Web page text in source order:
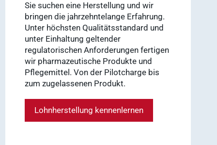
Sie suchen eine Herstellung und wir
bringen die jahrzehntelange Erfahrung.
Unter höchsten Qualitätsstandard und
unter Einhaltung geltender
regulatorischen Anforderungen fertigen
wir pharmazeutische Produkte und
Pflegemittel. Von der Pilotcharge bis
zum zugelassenen Produkt.
Lohnherstellung kennenlernen